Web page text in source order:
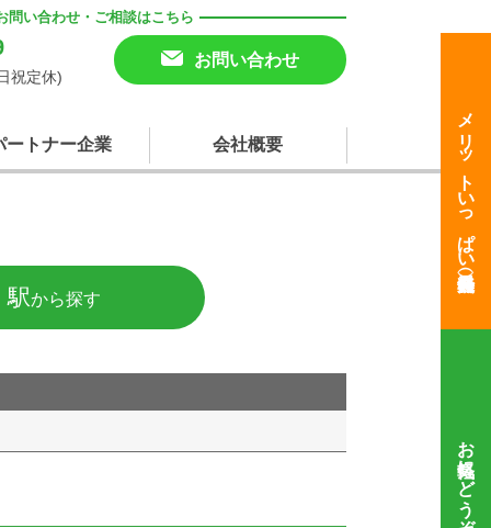
問い合わせ・ご相談はこちら
祝定休)
お問い合わせ
ートナー企業 会社概要
駅から探す
メリットいっぱい
お気軽にどうぞ